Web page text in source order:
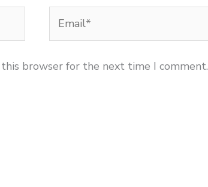
browser for the next time I comment.